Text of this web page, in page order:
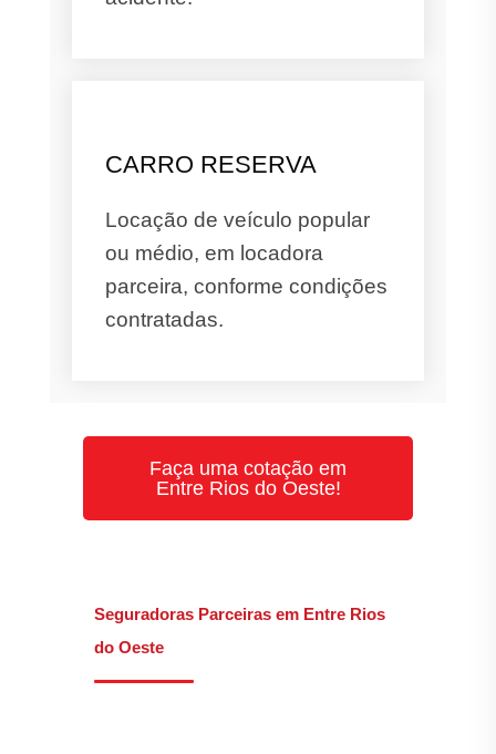
CARRO RESERVA
Locação de veículo popular
ou médio, em locadora
parceira, conforme condições
contratadas.
Faça uma cotação em
Entre Rios do Oeste!
Seguradoras Parceiras em Entre Rios
do Oeste